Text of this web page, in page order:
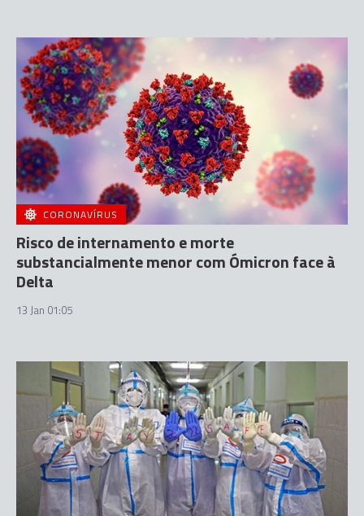
CORONAVÍRUS
Risco de internamento e morte
substancialmente menor com Ómicron face à
Delta
13 Jan 01:05